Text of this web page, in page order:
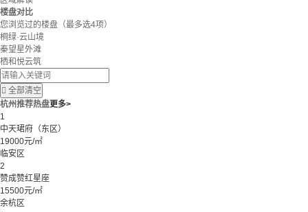
楼盘对比
您浏览过的楼盘 （最多选4项）
桐绿·云山境
秦望星外滩
栖和悦云筑
 全部清空
杭州推荐热盘更多>
1
中天珺府（东区）
19000元/㎡
临安区
2
赞成赞红星座
15500元/㎡
余杭区